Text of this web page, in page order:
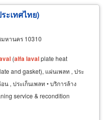
ะเทศไทย)
หานคร 10310
(alfa lavalplate heat
and gasket), แผ่นเพลท , ประ
, ประเก็นเพลท • บริการล้าง
service & recondition